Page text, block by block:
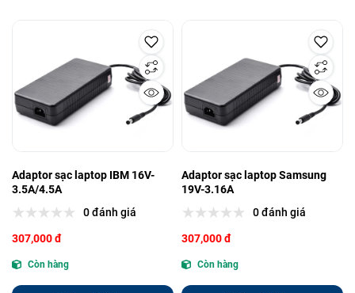
Adaptor sạc laptop IBM 16V-
3.5A/4.5A
0 đánh giá
307,000 đ
Còn hàng
Adaptor sạc laptop Samsung
19V-3.16A
0 đánh giá
307,000 đ
Còn hàng